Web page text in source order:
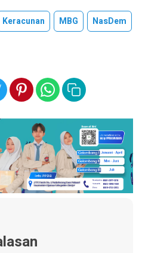
Keracunan MBG
NasDem